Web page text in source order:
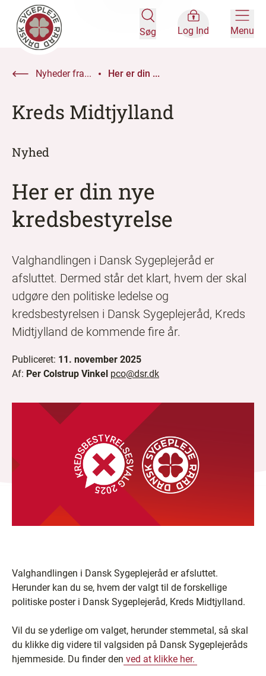
Søg Log Ind Menu
Nyheder fra... Her er din ...
Kreds Midtjylland
Nyhed
Her er din nye
kredsbestyrelse
Valghandlingen i Dansk Sygeplejeråd er
afsluttet. Dermed står det klart, hvem der skal
udgøre den politiske ledelse og
kredsbestyrelsen i Dansk Sygeplejeråd, Kreds
Midtjylland de kommende fire år.
Publiceret: 11. november 2025
Af: Per Colstrup Vinkel pco@dsr.dk
Valghandlingen i Dansk Sygeplejeråd er afsluttet.
Herunder kan du se, hvem der valgt til de forskellige
politiske poster i Dansk Sygeplejeråd, Kreds Midtjylland.
Vil du se yderlige om valget, herunder stemmetal, så skal
du klikke dig videre til valgsiden på Dansk Sygeplejeråds
hjemmeside. Du finder den ved at klikke her.